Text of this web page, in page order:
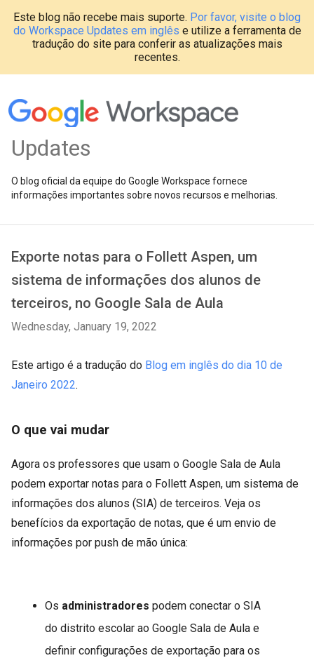
Este blog não recebe mais suporte. Por favor, visite o blog
do Workspace Updates em inglês e utilize a ferramenta de
tradução do site para conferir as atualizações mais
recentes.
Updates
O blog oficial da equipe do Google Workspace fornece
informações importantes sobre novos recursos e melhorias.
Exporte notas para o Follett Aspen, um
sistema de informações dos alunos de
terceiros, no Google Sala de Aula
Wednesday, January 19, 2022
Este artigo é a tradução do Blog em inglês do dia 10 de
Janeiro 2022.
O que vai mudar
Agora os professores que usam o Google Sala de Aula
podem exportar notas para o Follett Aspen, um sistema de
informações dos alunos (SIA) de terceiros. Veja os
benefícios da exportação de notas, que é um envio de
informações por push de mão única:
Os administradores podem conectar o SIA
do distrito escolar ao Google Sala de Aula e
definir configurações de exportação para os